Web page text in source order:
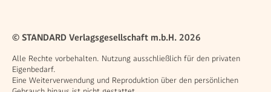
© STANDARD Verlagsgesellschaft m.b.H. 2026
Alle Rechte vorbehalten. Nutzung ausschließlich für den privaten
Eigenbedarf.
Eine Weiterverwendung und Reproduktion über den persönlichen